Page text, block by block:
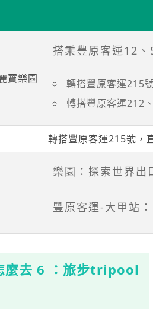
寶樂園
搭乘豐原客運12
轉搭豐原客運215
轉搭豐原客運212
轉搭豐原客運215號，
樂園：探索世界出
豐原客運-大甲站
麼去 6 ：旅步tripool